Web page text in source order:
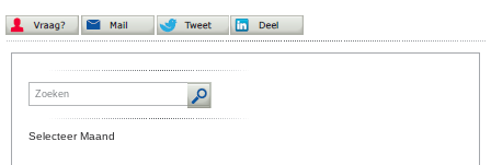
Selecteer Maand